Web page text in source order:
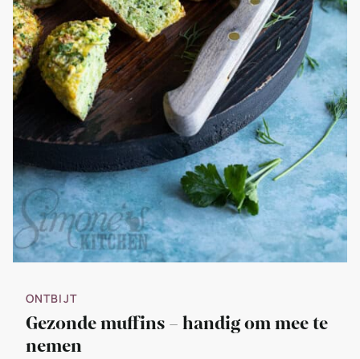
ONTBIJT
Gezonde muffins – handig om mee te
nemen